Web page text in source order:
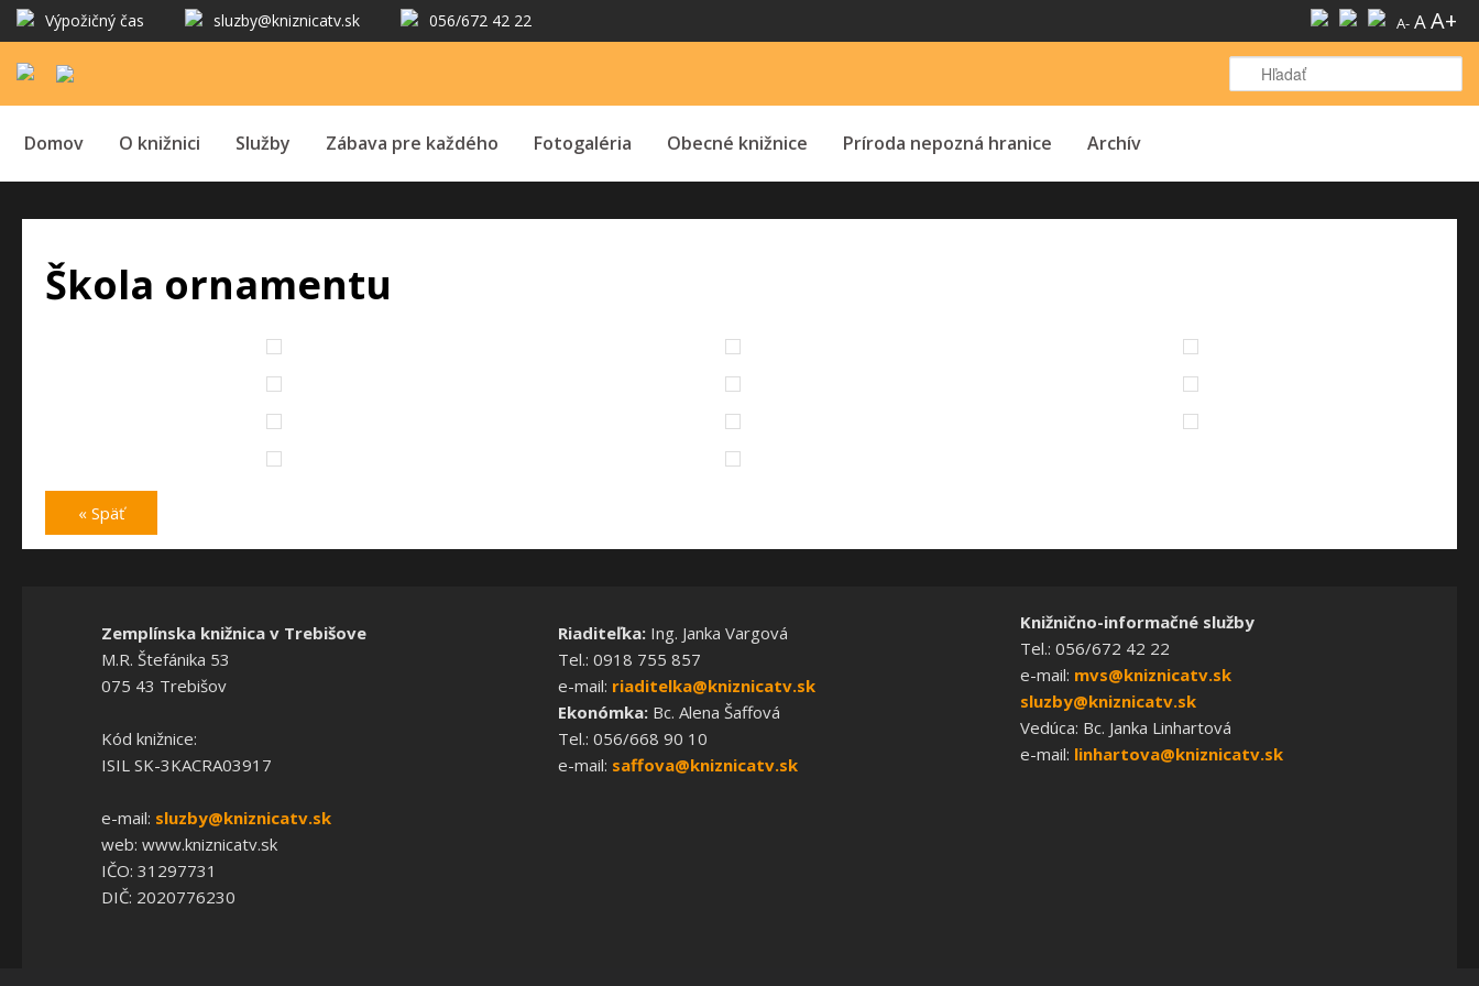
Výpožičný čas sluzby@kniznicatv.sk 056/672 42 22 A- AA+
Domov O knižnici Služby Zábava pre každého Fotogaléria Obecné knižnice Príroda nepozná hranice Archív
Škola ornamentu
« Späť
Zemplínska knižnica v Trebišove
M.R. Štefánika 53
075 43 Trebišov
Kód knižnice:
ISIL SK-3KACRA03917
e-mail: sluzby@kniznicatv.sk
web: www.kniznicatv.sk
IČO: 31297731
DIČ: 2020776230
Riaditeľka:Ing. Janka Vargová
Tel.: 0918 755 857
e-mail: riaditelka@kniznicatv.sk
Ekonómka:Bc. Alena Šaffová
Tel.: 056/668 90 10
e-mail: saffova@kniznicatv.sk
Knižnično-informačné služby
Tel.: 056/672 42 22
e-mail: mvs@kniznicatv.sk
sluzby@kniznicatv.sk
Vedúca: Bc. Janka Linhartová
e-mail: linhartova@kniznicatv.sk